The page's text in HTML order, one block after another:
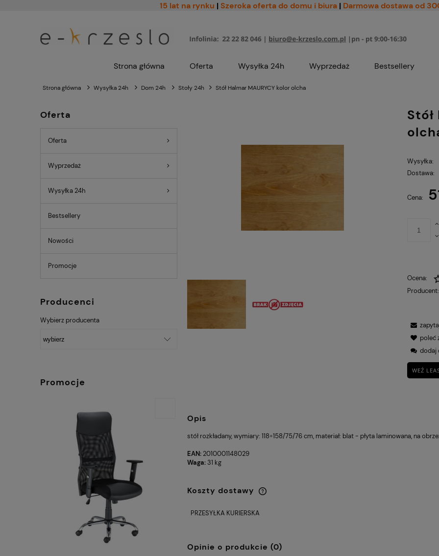
15 lat na rynku | Szeroka oferta do domu i biura | Darmowa dostawa od
Strona główna Oferta Wysyłka 24h Wyprzedaż Bestsellery
Strona główna Wysyłka 24h Dom 24h Stoły 24h Stół Halmar MAURYCY kolor olcha
Oferta
Oferta
Wyprzedaż
Wysyłka 24h
Bestsellery
Nowości
Promocje
Producenci
Wybierz producenta
Promocje
Stół
Wysyłka:
Dostawa:
Cena nie zawiera
Cena:
Ocena:
Producent:
poleć
dodaj
WEŹ
Opis
stół rozkładany, wymiary: 118÷158/75/76 cm, materiał: blat - płyta laminowana, na
EAN: 2010001148029
Waga:31 kg
Koszty dostawy
PRZESYŁKA KURIERSKA
Opinie o produkcie (0)